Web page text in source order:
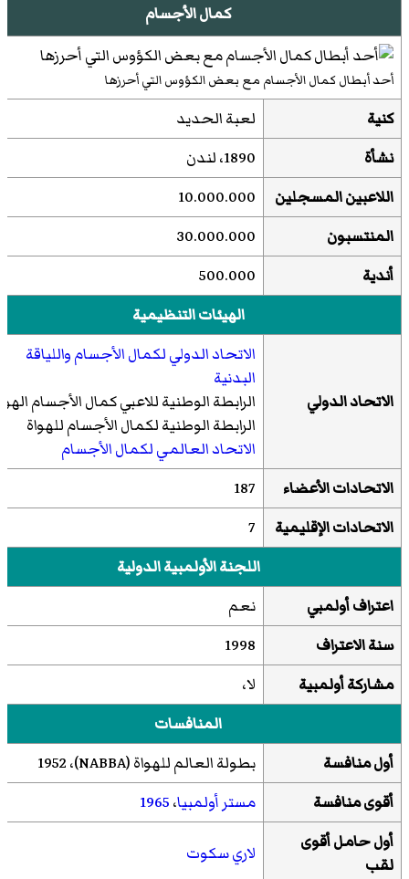
كمال الأجسام
أحد أبطال كمال الأجسام مع بعض الكؤوس التي أحرزها
كنية
لعبة الحديد
نشأة
1890، لندن
اللاعبين المسجلين
10.000.000
المنتسبون
30.000.000
أندية
500.000
الهيئات التنظيمية
الاتحاد الدولي
الاتحاد الدولي لكمال الأجسام واللياقة
البدنية
الرابطة الوطنية للاعبي كمال الأجسام
الرابطة الوطنية لكمال الأجسام للهواة
الاتحاد العالمي لكمال الأجسام
الاتحادات الأعضاء
187
الاتحادات الإقليمية
7
اللجنة الأولمبية الدولية
اعتراف أولمبي
نعم
سنة الاعتراف
1998
مشاركة أولمبية
لا،
المنافسات
أول منافسة
بطولة العالم للهواة (NABBA) ،1952
أقوى منافسة
مستر أولمبيا،1965
أول حامل أقوى
لقب
لاري سكوت